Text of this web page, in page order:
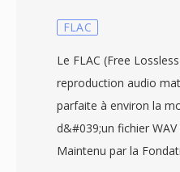
mouvement, codage
longueur variable,
types d&#039;images
P-frames (predites) et
bidirectionnellement).
débits autour de 1,5
FLAC
Le FLAC (Free
reproduction audio
parfaite à environ la
d&#039;un fichier
Maintenu par la